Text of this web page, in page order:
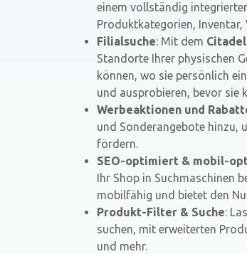
einem vollständig
Produktkategorien,
Filialsuche: Mit dem
Standorte Ihrer physischen
können, wo sie persönlich
und ausprobieren, bevor sie
Werbeaktionen und
und Sonderangebote hinzu,
fördern.
SEO-optimiert & mobil-
Ihr Shop in Suchmaschinen
mobilfähig und bietet den
Produkt-Filter & Suche:
suchen, mit erweiterten
und mehr.